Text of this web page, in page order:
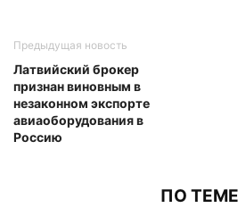
Предыдущая новость
Латвийский брокер
признан виновным в
незаконном экспорте
авиаоборудования в
Россию
ПО ТЕМЕ